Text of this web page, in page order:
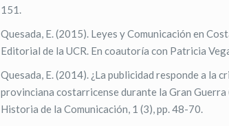
151.
Quesada, E. (2015). Leyes y Comunicación en
Editorial de la UCR. En coautoría con Patricia
Quesada, E. (2014). ¿La publicidad responde a la
provinciana costarricense durante la Gran
Historia de la Comunicación, 1 (3), pp. 48-70.